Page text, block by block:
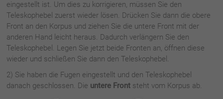
eingestellt ist. Um dies zu korrigieren, müssen Sie den
Teleskophebel zuerst wieder lösen. Drücken Sie dann die obere
Front an den Korpus und ziehen Sie die untere Front mit der
anderen Hand leicht heraus. Dadurch verlängern Sie den
Teleskophebel. Legen Sie jetzt beide Fronten an, öffnen diese
wieder und schließen Sie dann den Teleskophebel.
2) Sie haben die Fugen eingestellt und den Teleskophebel
danach geschlossen. Die untere Front steht vom Korpus ab.